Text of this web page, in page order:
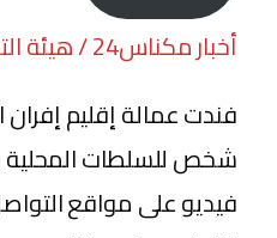
أخبار مكناس24 / هيئة التحرير
فندت عمالة إقليم
شخص للسلطات المحلية
فيديو على مواقع